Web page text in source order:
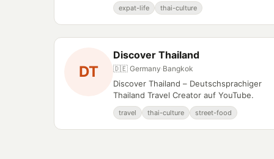
expat-life thai-culture
DT
Discover Thailand
🇩🇪 Germany·Bangkok
Discover Thailand – Deutschsprachiger
Thailand Travel Creator auf YouTube.
travel thai-culture street-food